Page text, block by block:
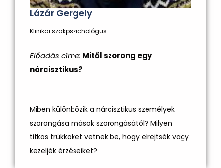
Lázár Gergely
Klinikai szakpszichológus
Előadás címe: Mitől szorong egy
nárcisztikus?
Miben különbözik a nárcisztikus személyek
szorongása mások szorongásától? Milyen
titkos trükköket vetnek be, hogy elrejtsék vagy
kezeljék érzéseiket?